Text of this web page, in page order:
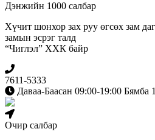
Дэнжийн 1000 салбар
Хүчит шонхор зах руу өгсөх зам
замын эсрэг талд
“Чиглэл” ХХК байр
7611-5333
Даваа-Баасан 09:00-19:00 Бямба
Очир салбар